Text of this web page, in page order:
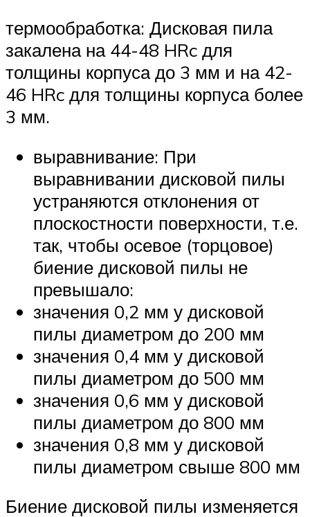
термообработка: Дисковая пила
закалена на 44-48 HRc для
толщины корпуса до 3 мм и на 42-
46 HRc для толщины корпуса более
3 мм.
выравнивание: При
выравнивании дисковой пилы
устраняются отклонения от
плоскостности поверхности, т.е.
так, чтобы осевое (торцовое)
биение дисковой пилы не
превышало:
значения 0,2 мм у дисковой
пилы диаметром до 200 мм
значения 0,4 мм у дисковой
пилы диаметром до 500 мм
значения 0,6 мм у дисковой
пилы диаметром до 800 мм
значения 0,8 мм у дисковой
пилы диаметром свыше 800 мм
Биение дисковой пилы изменяется